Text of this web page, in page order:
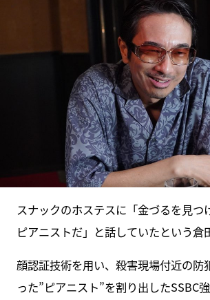
スナックのホステスに「金づるを見つ
ピアニストだ」と話していたという倉
顔認証技術を用い、殺害現場付近の防
った”ピアニスト”を割り出したSSBC